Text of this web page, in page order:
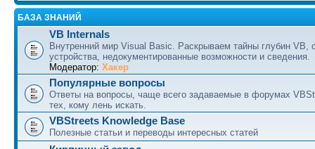
БАЗА ЗНАНИЙ
VB Internals
Внутренний мир Visual Basic. Раскрываем тайны глубин VB,
устройства, недокументированные возможности и сведения.
Модератор: Хакер
Популярные вопросы
Ответы на вопросы, чаще всего задаваемые в форумах
тех, кому лень искать.
VBStreets Knowledge Base
Полезные статьи и переводы интересных статей